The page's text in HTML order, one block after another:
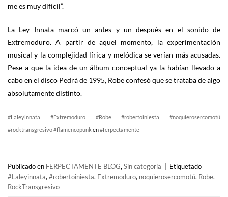
me es muy difícil”.
La Ley Innata marcó un antes y un después en el sonido de
Extremoduro. A partir de aquel momento, la experimentación
musical y la complejidad lírica y melódica se verían más acusadas.
Pese a que la idea de un álbum conceptual ya la habían llevado a
cabo en el disco Pedrá de 1995, Robe confesó que se trataba de algo
absolutamente distinto.
#Laleyinnata #Extremoduro #Robe #robertoiniesta
#noquierosercomotú
#rocktransgresivo#flamencopunk en#ferpectamente
Publicado en FERPECTAMENTE BLOG, Sin categoría
Etiquetado
#Laleyinnata, #robertoiniesta, Extremoduro, noquierosercomotú, Robe,
RockTransgresivo